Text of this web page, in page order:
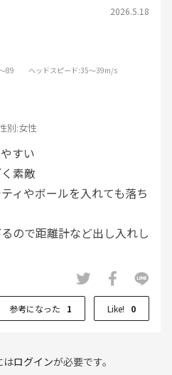
2026.5.18
89 ヘッドスピード:35～39m/s
別:女性
すい
素敵
ィやボールを入れても落ち
ので距離計など出し入れし
参考になった 1 Like! 0
はログインが必要です。